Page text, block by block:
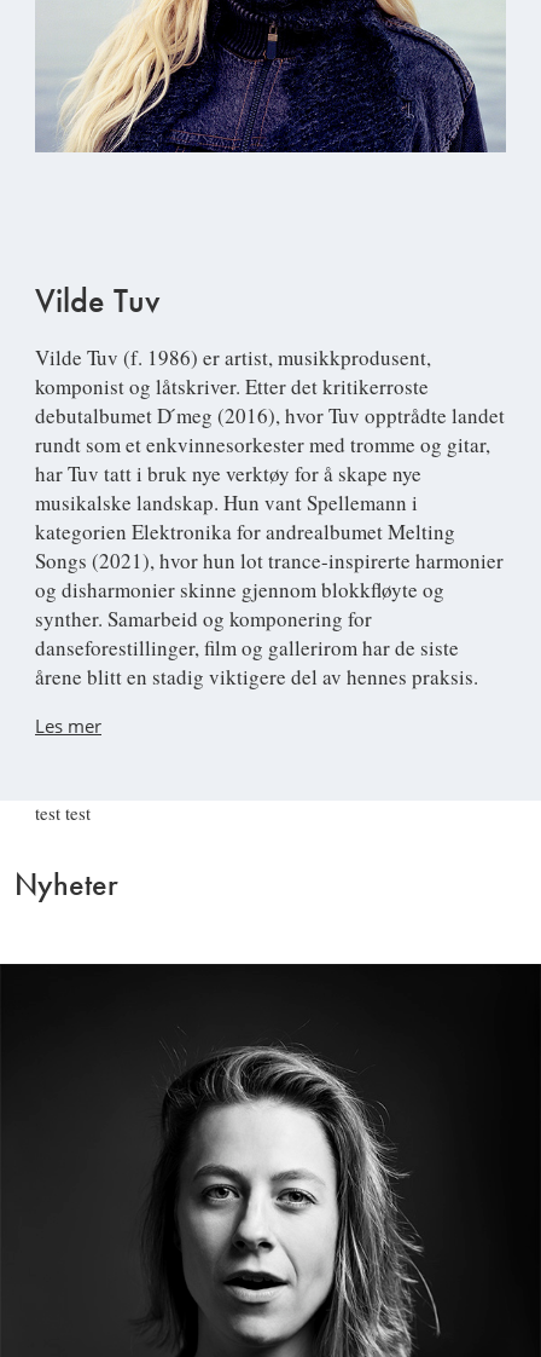
Vilde Tuv
Vilde Tuv (f. 1986) er artist, musikkprodusent,
komponist og låtskriver. Etter det kritikerroste
debutalbumet D ́meg (2016), hvor Tuv opptrådte landet
rundt som et enkvinnesorkester med tromme og gitar,
har Tuv tatt i bruk nye verktøy for å skape nye
musikalske landskap. Hun vant Spellemann i
kategorien Elektronika for andrealbumet Melting
Songs (2021), hvor hun lot trance-inspirerte harmonier
og disharmonier skinne gjennom blokkfløyte og
synther. Samarbeid og komponering for
danseforestillinger, film og gallerirom har de siste
årene blitt en stadig viktigere del av hennes praksis.
Les mer
test test
Nyheter